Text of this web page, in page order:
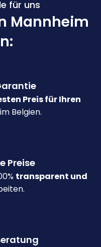
für uns
Mannheim
Preis für Ihren
Belgien.
Preise
transparent und